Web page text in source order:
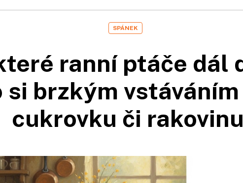
SPÁNEK
ranní ptáče dál
si brzkým
cukrovku či rakovinu